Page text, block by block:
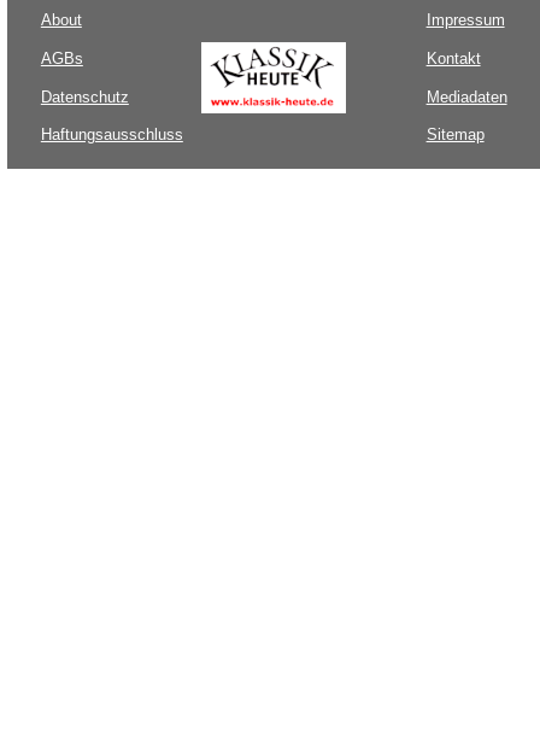
About
AGBs
Datenschutz
Haftungsausschluss
Impressum
Kontakt
Mediadaten
Sitemap